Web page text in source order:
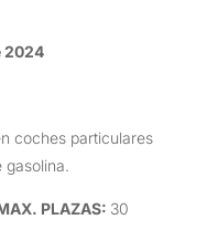
2024
coches particulares
PLAZAS: 30